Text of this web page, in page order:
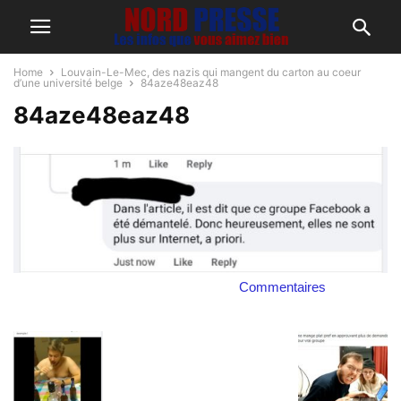
Home
Louvain-Le-Mec, des nazis qui mangent du carton au coeur
d’une université belge
84aze48eaz48
84aze48eaz48
Commentaires